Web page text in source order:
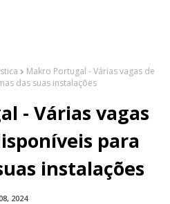
Makro Portugal - Várias vagas de
das suas instalações
- Várias vagas
para
instalações
2024